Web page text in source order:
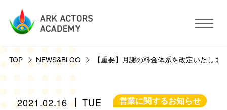
アークアクターズアカデミーについて
コース・予約方法・料金
TOP NEWS&BLOG 【重要】月謝の料金体系を改定いたしま
2021.02.16 TUE 営業に関するお知らせ